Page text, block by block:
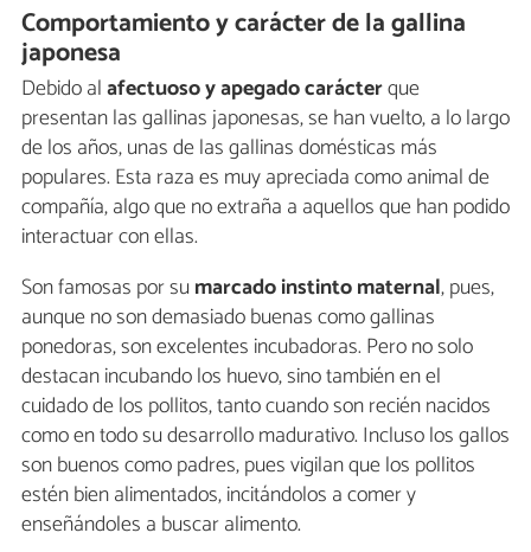
Comportamiento y carácter de la gallina
japonesa
Debido alafectuoso y apegado carácterque
presentan las gallinas japonesas, se han vuelto, a lo largo
de los años, unas de las gallinas domésticas más
populares. Esta raza es muy apreciada como animal de
compañía, algo que no extraña a aquellos que han podido
interactuar con ellas.
Son famosas por sumarcado instinto maternal, pues,
aunque no son demasiado buenas como gallinas
ponedoras, son excelentes incubadoras. Pero no solo
destacan incubando los huevo, sino también en el
cuidado de los pollitos, tanto cuando son recién nacidos
como en todo su desarrollo madurativo. Incluso los gallos
son buenos como padres, pues vigilan que los pollitos
estén bien alimentados, incitándolos a comer y
enseñándoles a buscar alimento.